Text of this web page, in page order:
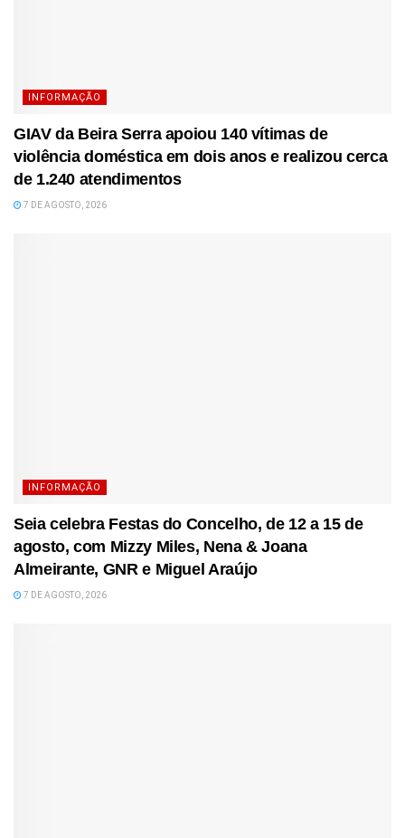
INFORMAÇÃO
GIAV da Beira Serra apoiou 140 vítimas de
violência doméstica em dois anos e realizou cerca
de 1.240 atendimentos
7 DE AGOSTO, 2026
INFORMAÇÃO
Seia celebra Festas do Concelho, de 12 a 15 de
agosto, com Mizzy Miles, Nena & Joana
Almeirante, GNR e Miguel Araújo
7 DE AGOSTO, 2026